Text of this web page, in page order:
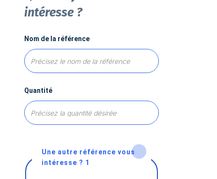
intéresse ?
Nom de la référence
Quantité
Une autre référence vous
intéresse ? 1